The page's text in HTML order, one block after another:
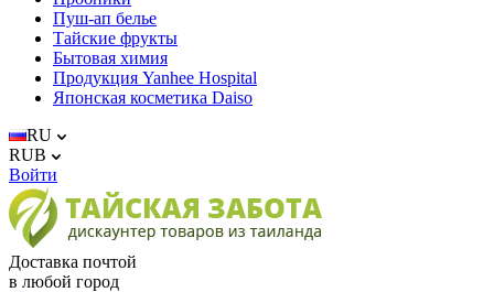
Пуш-ап белье
Тайские фрукты
Бытовая химия
Продукция Yanhee Hospital
Японская косметика Daiso
RU
RUB
Войти
Доставка почтой
в любой город